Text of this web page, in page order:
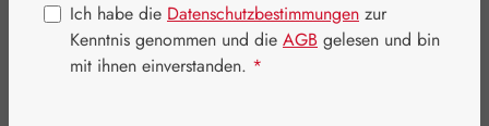
Ich habe die Datenschutzbestimmungen zur
Kenntnis genommen und die AGB gelesen und bin
mit ihnen einverstanden. *